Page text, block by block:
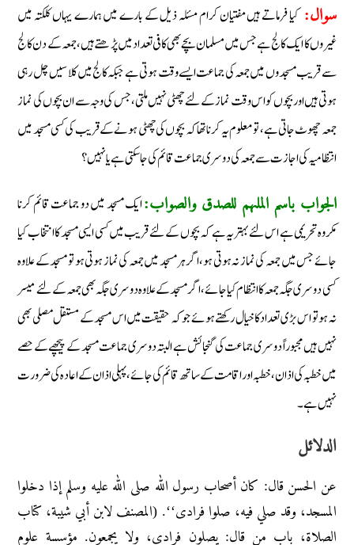
سوال: کیا فرماتے ہیں مفتیان کرام مسئلہ ذیل کے بارے میں ہمارے یہاں کلکتہ میں
غیروں کا ایک کالج ہے جس میں مسلمان بچے بھی کافی تعداد میں پڑھتے ہیں، جمعہ کے دن کالج
سے قریب مسجدوں میں جمعہ کی جماعت ایسے وقت ہوتی ہے جبکہ کالج میں کلاسیں چل رہی
ہوتی ہیں اور بچوں کو اس وقت نماز کے لئے چھٹی نہیں ملتی، جس کی وجہ سے ان بچوں کی نماز
جمعہ چھوٹ جاتی ہے، تو معلوم یہ کرنا تھا کہ بچوں کی چھٹی ہونے کے قریب کی کسی مسجد میں
انتظامیہ کی اجازت سے جمعہ کی دوسری جماعت قائم کی جاسکتی ہے یا نہیں؟
الجواب باسم الملہم للصدق والصواب:ایک مسجد میں دو جماعت قائم کرنا
مکروہ تحریمی ہے اس لئے بہتر یہ ہے کہ بچوں کے لئے قریب میں کسی ایسی مسجد کا انتخاب کیا
جائے جس میں جمعہ کی نماز نہ ہوتی ہو، اگر ہر مسجد میں جمعہ کی نماز ہوتی ہو تو مسجد کے علاوہ
کسی دوسری جگہ جمعہ کا انتظام کیا جائے، اگر مسجد کے علاوہ دوسری جگہ بھی جمعہ کے لئے میسر
نہ ہو تو اس بڑی تعداد کا خیال رکھتے ہوئے جو کہ حقیقت میں اس مسجد کے مستقل مصلی بھی
نہیں ہیں مجبوراً دوسری جماعت کی گنجائش ہے البتہ دوسری جماعت مسجد کے پیچھے کے حصے
میں خطبہ کی اذان، خطبہ اور اقامت کے ساتھ قائم کی جائے، پہلی اذان کے اعادہ کی ضرورت
نہیں ہے۔
الدلائل
عن الحسن قال: کان أصحاب رسول الله صلى الله عليه وسلم إذا دخلوا
المسجد، وقد صلي فیه، صلوا فرادی‘‘. (المصنف لابن أبي شیبة، کتاب
الصلاة، باب من قال: یصلون فرادی، ولا یجمعون. مؤسسة علوم